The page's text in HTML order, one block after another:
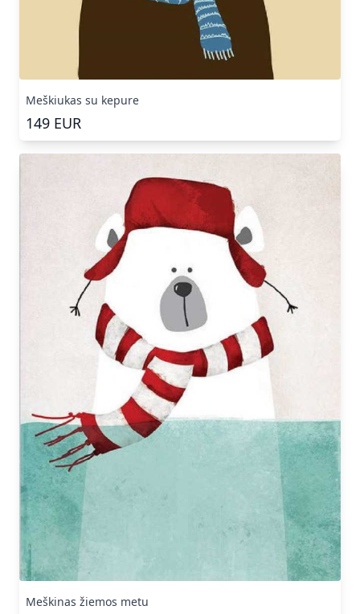
Meškiukas su kepure
149 EUR
Meškinas žiemos metu